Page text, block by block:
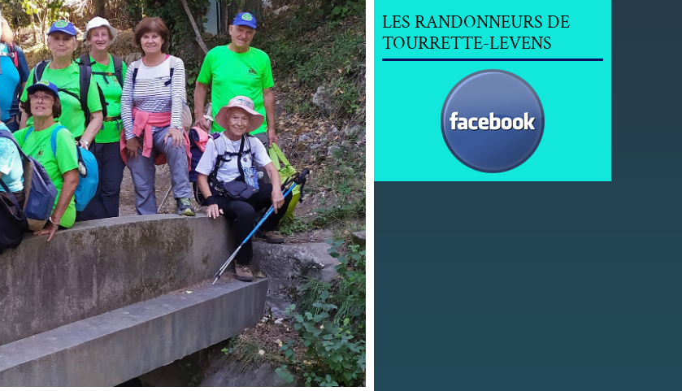
LES RANDONNEURS DE
TOURRETTE-LEVENS